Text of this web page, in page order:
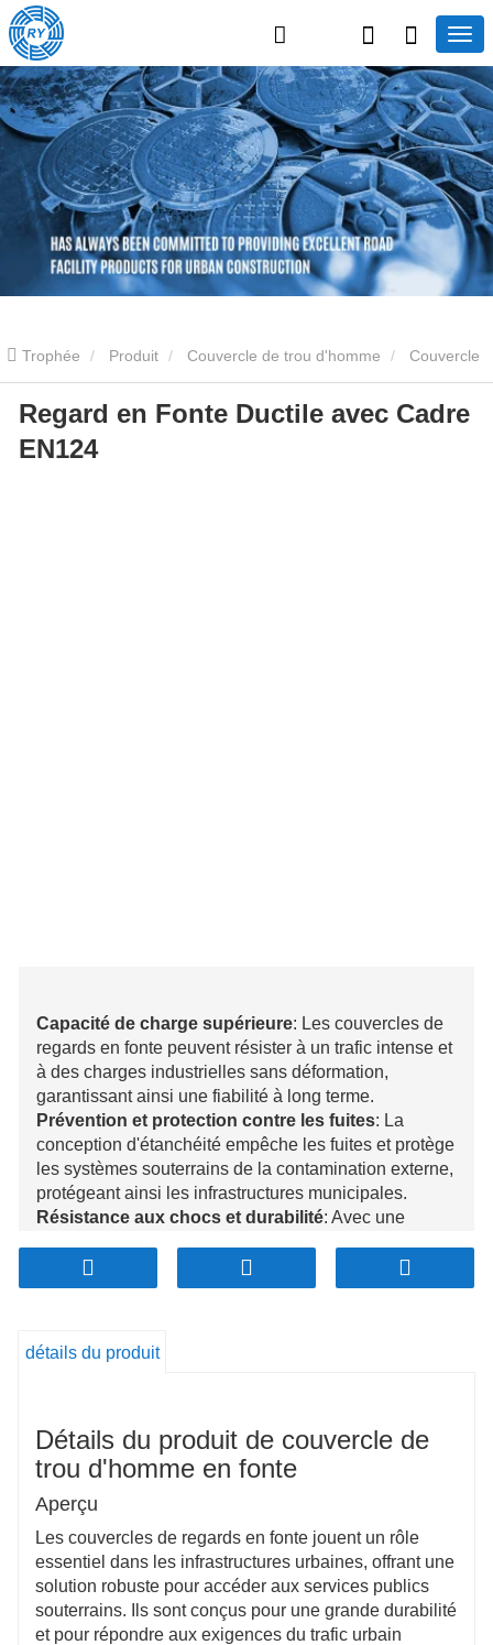
Trophée Produit Couvercle de trou d'homme Couvercle
de trou d'homme en fonte Regard en Fonte Ductile avec Cadre
EN124
Regard en Fonte Ductile avec Cadre
EN124
Capacité de charge supérieure: Les couvercles de
regards en fonte peuvent résister à un trafic intense et
à des charges industrielles sans déformation,
garantissant ainsi une fiabilité à long terme.
Prévention et protection contre les fuites: La
conception d'étanchéité empêche les fuites et protège
les systèmes souterrains de la contamination externe,
protégeant ainsi les infrastructures municipales.
Résistance aux chocs et durabilité: Avec une
fonte fonctionnent bien dans les zones à fort trafic et
industrielles, réduisant ainsi les risques de
Disponible en différentes tailles, formes et motifs de
spécifiques.
Écologique et rentable: La fonte est recyclable,
contribuant à la durabilité, et sa durabilité minimise
les coûts de maintenance et le besoin de
remplacements fréquents.
détails du produit
Détails du produit de couvercle de
trou d'homme en fonte
Aperçu
Les couvercles de regards en fonte jouent un rôle
essentiel dans les infrastructures urbaines, offrant une
solution robuste pour accéder aux services publics
souterrains. Ils sont conçus pour une grande durabilité
et pour répondre aux exigences du trafic urbain